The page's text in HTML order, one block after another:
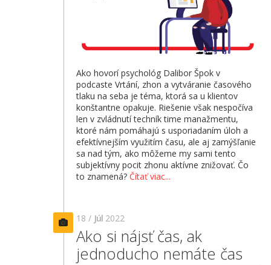
Ako hovorí psychológ Dalibor Špok v
podcaste Vrtání, zhon a vytváranie časového
tlaku na seba je téma, ktorá sa u klientov
konštantne opakuje. Riešenie však nespočíva
len v zvládnutí techník time manažmentu,
ktoré nám pomáhajú s usporiadaním úloh a
efektívnejším využitím času, ale aj zamýšľanie
sa nad tým, ako môžeme my sami tento
subjektívny pocit zhonu aktívne znižovať. Čo
to znamená? Čítať viac...
18 / Júl 2022
Ako si nájsť čas, ak
jednoducho nemáte čas